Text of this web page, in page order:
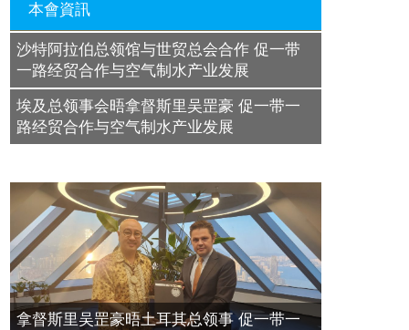
发展
2023年11月23日
一带一路经贸合作与空气制水产业发
展
2023年11月23日
埃及总领事会晤拿督斯里吴罡豪 促一
带一路经贸合作与空气制水产业发展
拿督斯里吴罡豪晤土耳其总领事 促一
带一路经贸合作与空气制水产业发展
2023年11月23日
本會資訊
廣東省參事、深圳市原政協副主席周
長瑚蒞臨 天泉鼎豐深圳總部及國際標
量波量子研究院
2021年12月10日
2021年12月10日
空氣制水發明人吳達鎔出席聯合國環
境科政商管治聯盟會議
2021年12月10日
沙特阿拉伯总领馆与世贸总会合作 促一带
一路经贸合作与空气制水产业发展
埃及总领事会晤拿督斯里吴罡豪 促一带一
路经贸合作与空气制水产业发展
拿督斯里吴罡豪晤土耳其总领事 促一带一